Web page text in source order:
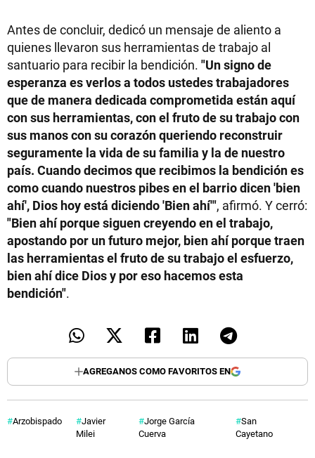
Antes de concluir, dedicó un mensaje de aliento a
quienes llevaron sus herramientas de trabajo al
santuario para recibir la bendición. "Un signo de
esperanza es verlos a todos ustedes trabajadores
que de manera dedicada comprometida están aquí
con sus herramientas, con el fruto de su trabajo con
sus manos con su corazón queriendo reconstruir
seguramente la vida de su familia y la de nuestro
país. Cuando decimos que recibimos la bendición es
como cuando nuestros pibes en el barrio dicen 'bien
ahí', Dios hoy está diciendo 'Bien ahí'", afirmó. Y cerró:
"Bien ahí porque siguen creyendo en el trabajo,
apostando por un futuro mejor, bien ahí porque traen
las herramientas el fruto de su trabajo el esfuerzo,
bien ahí dice Dios y por eso hacemos esta
bendición".
AGREGANOS COMO FAVORITOS EN
Arzobispado
Javier
Milei
Jorge García
Cuerva
San
Cayetano